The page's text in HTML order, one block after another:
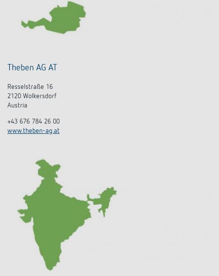
Theben AG AT
Resselstraße 16
2120 Wolkersdorf
Austria
+43 676 784 26 00
www.theben-ag.at